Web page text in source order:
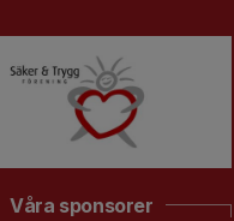
Våra sponsorer